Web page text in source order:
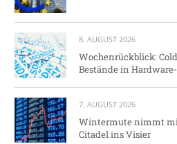
8. AUGUST 2026
Wochenrückblick:
Bestände in
7. AUGUST 2026
Wintermute nimmt
Citadel ins Visier